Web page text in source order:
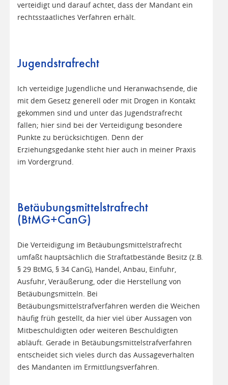
verteidigt und darauf achtet, dass der Mandant ein
rechtsstaatliches Verfahren erhält.
Jugendstrafrecht
Ich verteidige Jugendliche und Heranwachsende, die
mit dem Gesetz generell oder mit Drogen in Kontakt
gekommen sind und unter das Jugendstrafrecht
fallen; hier sind bei der Verteidigung besondere
Punkte zu berücksichtigen. Denn der
Erziehungsgedanke steht hier auch in meiner Praxis
im Vordergrund.
Betäubungsmittelstrafrecht
(BtMG+CanG)
Die Verteidigung im Betäubungsmittelstrafrecht
umfaßt hauptsächlich die Straftatbestände Besitz (z.B.
§ 29 BtMG, § 34 CanG), Handel, Anbau, Einfuhr,
Ausfuhr, Veräußerung, oder die Herstellung von
Betäubungsmitteln. Bei
Betäubungsmittelstrafverfahren werden die Weichen
häufig früh gestellt, da hier viel über Aussagen von
Mitbeschuldigten oder weiteren Beschuldigten
abläuft. Gerade in Betäubungsmittelstrafverfahren
entscheidet sich vieles durch das Aussageverhalten
des Mandanten im Ermittlungsverfahren.